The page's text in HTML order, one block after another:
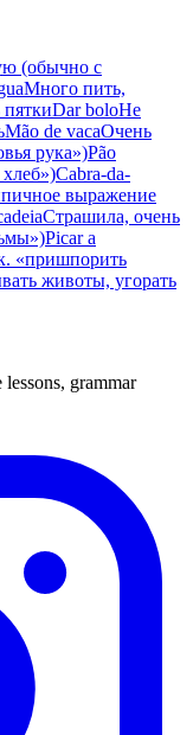
(обычно с
Много пить,
пяткиDar boloНе
Mão de vacaОчень
рука»)Pão
Cabra-da-
выражение
Страшила, очень
Picar a
«пришпорить
животы, угорать
grammar